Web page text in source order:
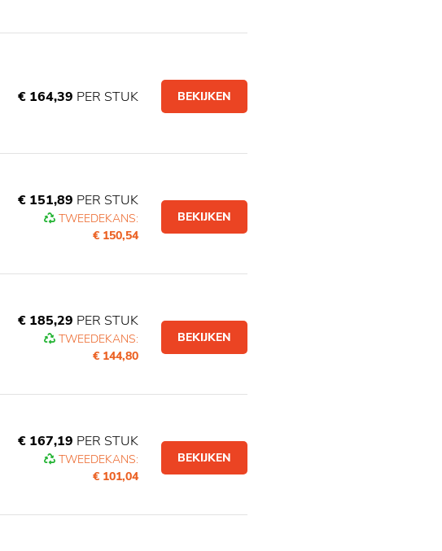
€ 164,39 PER STUK BEKIJKEN
€ 151,89 PER STUK
TWEEDEKANS:
€ 150,54
BEKIJKEN
€ 185,29 PER STUK
TWEEDEKANS:
€ 144,80
BEKIJKEN
€ 167,19 PER STUK
TWEEDEKANS:
€ 101,04
BEKIJKEN